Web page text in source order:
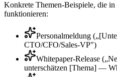
Konkrete Themen-Beispiele, die
funktionieren:
Personalmeldung
CTO/CFO/Sales-VP")
Whitepaper-Release
unterschätzen [Thema] —